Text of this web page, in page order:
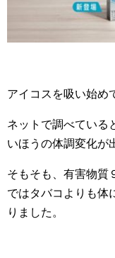
アイコスを吸い始め
ネットで調べている
いほうの体調変化が
そもそも、有害物質
ではタバコよりも体
りました。